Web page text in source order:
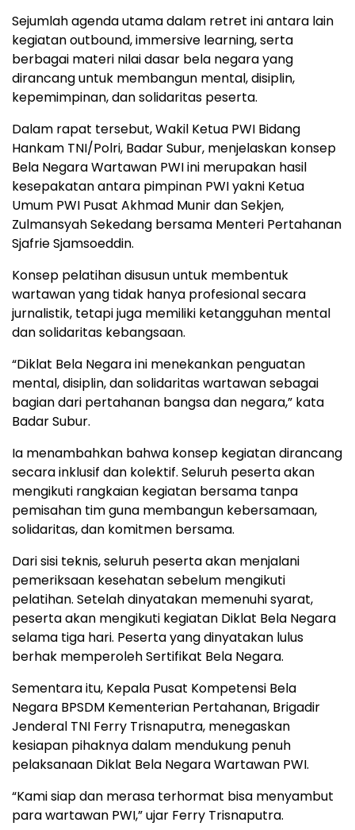
Sejumlah agenda utama dalam retret ini antara lain
kegiatan outbound, immersive learning, serta
berbagai materi nilai dasar bela negara yang
dirancang untuk membangun mental, disiplin,
kepemimpinan, dan solidaritas peserta.
Dalam rapat tersebut, Wakil Ketua PWI Bidang
Hankam TNI/Polri, Badar Subur, menjelaskan konsep
Bela Negara Wartawan PWI ini merupakan hasil
kesepakatan antara pimpinan PWI yakni Ketua
Umum PWI Pusat Akhmad Munir dan Sekjen,
Zulmansyah Sekedang bersama Menteri Pertahanan
Sjafrie Sjamsoeddin.
Konsep pelatihan disusun untuk membentuk
wartawan yang tidak hanya profesional secara
jurnalistik, tetapi juga memiliki ketangguhan mental
dan solidaritas kebangsaan.
“Diklat Bela Negara ini menekankan penguatan
mental, disiplin, dan solidaritas wartawan sebagai
bagian dari pertahanan bangsa dan negara,” kata
Badar Subur.
Ia menambahkan bahwa konsep kegiatan dirancang
secara inklusif dan kolektif. Seluruh peserta akan
mengikuti rangkaian kegiatan bersama tanpa
pemisahan tim guna membangun kebersamaan,
solidaritas, dan komitmen bersama.
Dari sisi teknis, seluruh peserta akan menjalani
pemeriksaan kesehatan sebelum mengikuti
pelatihan. Setelah dinyatakan memenuhi syarat,
peserta akan mengikuti kegiatan Diklat Bela Negara
selama tiga hari. Peserta yang dinyatakan lulus
berhak memperoleh Sertifikat Bela Negara.
Sementara itu, Kepala Pusat Kompetensi Bela
Negara BPSDM Kementerian Pertahanan, Brigadir
Jenderal TNI Ferry Trisnaputra, menegaskan
kesiapan pihaknya dalam mendukung penuh
pelaksanaan Diklat Bela Negara Wartawan PWI.
“Kami siap dan merasa terhormat bisa menyambut
para wartawan PWI,” ujar Ferry Trisnaputra.